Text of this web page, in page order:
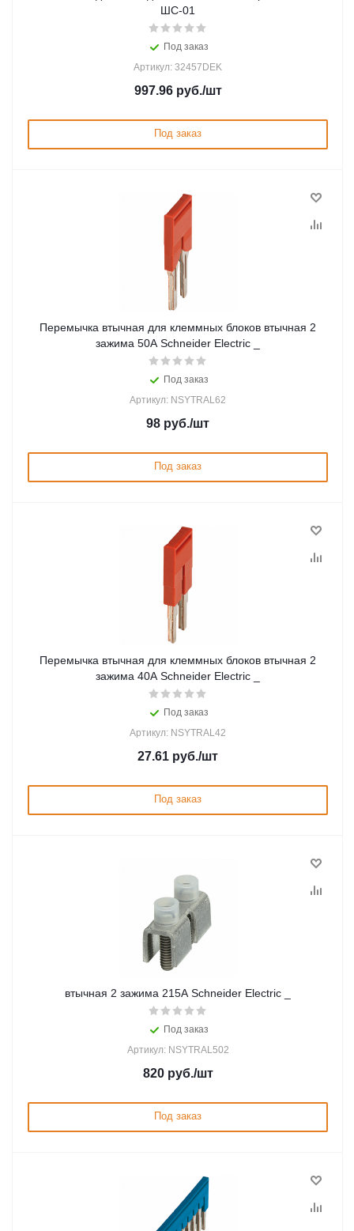
ШС-01
Под заказ
Артикул: 32457DEK
997.96руб./шт
Под заказ
Перемычка втычная для клеммных блоков втычная 2
зажима 50А Schneider Electric _
Под заказ
Артикул: NSYTRAL62
98 руб./шт
Под заказ
Перемычка втычная для клеммных блоков втычная 2
зажима 40А Schneider Electric _
Под заказ
Артикул: NSYTRAL42
27.61 руб./шт
Под заказ
втычная 2 зажима 215А Schneider Electric _
Под заказ
Артикул: NSYTRAL502
820руб./шт
Под заказ